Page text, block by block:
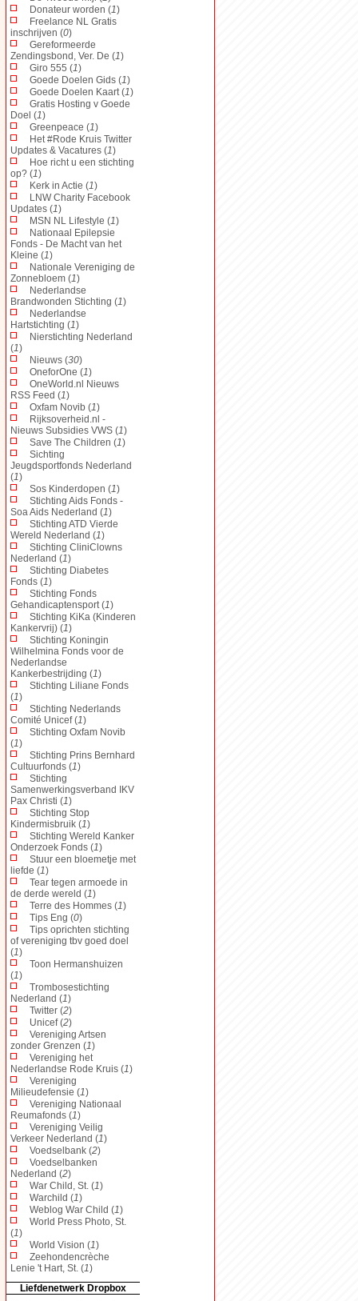
Donateur worden (1)
Freelance NL Gratis
inschrijven (0)
Gereformeerde
Zendingsbond, Ver. De (1)
Giro 555 (1)
Goede Doelen Gids (1)
Goede Doelen Kaart (1)
Gratis Hosting v Goede
Doel (1)
Greenpeace (1)
Het #Rode Kruis Twitter
Updates & Vacatures (1)
Hoe richt u een stichting
op? (1)
Kerk in Actie (1)
LNW Charity Facebook
Updates (1)
MSN NL Lifestyle (1)
Nationaal Epilepsie
Fonds - De Macht van het
Kleine (1)
Nationale Vereniging de
Zonnebloem (1)
Nederlandse
Brandwonden Stichting (1)
Nederlandse
Hartstichting (1)
Nierstichting Nederland
(1)
Nieuws (30)
OneforOne (1)
OneWorld.nl Nieuws
RSS Feed (1)
Oxfam Novib (1)
Rijksoverheid.nl -
Nieuws Subsidies VWS (1)
Save The Children (1)
Sichting
Jeugdsportfonds Nederland
(1)
Sos Kinderdopen (1)
Stichting Aids Fonds -
Soa Aids Nederland (1)
Stichting ATD Vierde
Wereld Nederland (1)
Stichting CliniClowns
Nederland (1)
Stichting Diabetes
Fonds (1)
Stichting Fonds
Gehandicaptensport (1)
Stichting KiKa (Kinderen
Kankervrij) (1)
Stichting Koningin
Wilhelmina Fonds voor de
Nederlandse
Kankerbestrijding (1)
Stichting Liliane Fonds
(1)
Stichting Nederlands
Comité Unicef (1)
Stichting Oxfam Novib
(1)
Stichting Prins Bernhard
Cultuurfonds (1)
Stichting
Samenwerkingsverband IKV
Pax Christi (1)
Stichting Stop
Kindermisbruik (1)
Stichting Wereld Kanker
Onderzoek Fonds (1)
Stuur een bloemetje met
liefde (1)
Tear tegen armoede in
de derde wereld (1)
Terre des Hommes (1)
Tips Eng (0)
Tips oprichten stichting
of vereniging tbv goed doel
(1)
Toon Hermanshuizen
(1)
Trombosestichting
Nederland (1)
Twitter (2)
Unicef (2)
Vereniging Artsen
zonder Grenzen (1)
Vereniging het
Nederlandse Rode Kruis (1)
Vereniging
Milieudefensie (1)
Vereniging Nationaal
Reumafonds (1)
Vereniging Veilig
Verkeer Nederland (1)
Voedselbank (2)
Voedselbanken
Nederland (2)
War Child, St. (1)
Warchild (1)
Weblog War Child (1)
World Press Photo, St.
(1)
World Vision (1)
Zeehondencrèche
Lenie 't Hart, St. (1)
Liefdenetwerk Dropbox